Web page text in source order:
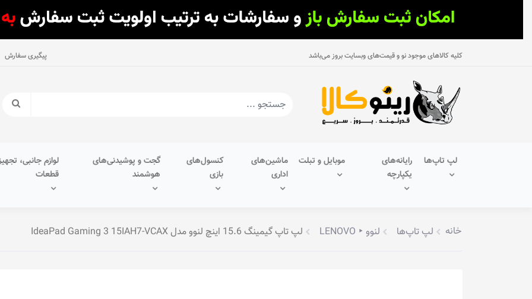
کلیه کالاهای موجود نو و قیمت‌های وبسایت بروز می‌باشد پیگیری سفارش
لپ تاپ‌ها
رایانه‌های
یکپارچه
موبایل و تبلت
ماشین‌های
اداری
کنسول‌های
بازی
گجت و پوشیدنی‌های
هوشمند
لوازم جانبی،
قطعات
خانه لپ تاپ‌ها لنوو ‣ LENOVO لپ تاپ گیمینگ 15.6 اینچ لنوو مدل IdeaPad Gaming 3 15IAH7-VCAX